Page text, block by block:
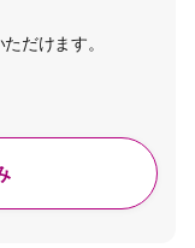
だけます。